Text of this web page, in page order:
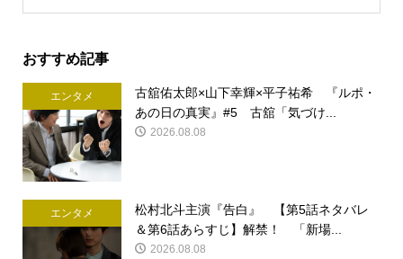
おすすめ記事
エンタメ
古舘佑太郎×山下幸輝×平子祐希 『ルポ・
あの日の真実』#5 古舘「気づけ...
2026.08.08
エンタメ
松村北斗主演『告白』 【第5話ネタバレ
＆第6話あらすじ】解禁！ 「新場...
2026.08.08